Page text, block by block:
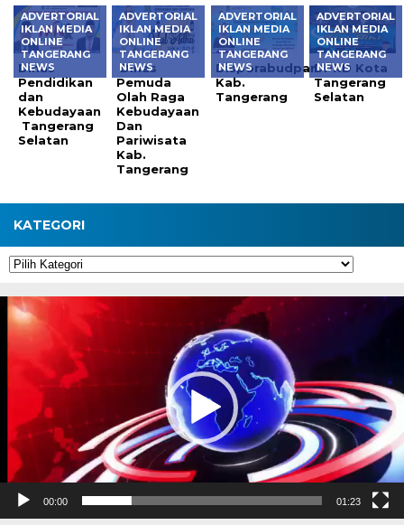
ADVERTORIAL
IKLAN MEDIA
ONLINE
TANGERANG
NEWS
Dinas
Pendidikan
dan
Kebudayaan
Tangerang
Selatan
ADVERTORIAL
IKLAN MEDIA
ONLINE
TANGERANG
NEWS
Dinas
Pemuda
Olah Raga
Kebudayaan
Dan
Pariwisata
Kab.
Tangerang
ADVERTORIAL
IKLAN MEDIA
ONLINE
TANGERANG
NEWS
Disporabudpar
Kab.
Tangerang
ADVERTORIAL
IKLAN MEDIA
ONLINE
TANGERANG
NEWS
DPRD Kota
Tangerang
Selatan
KATEGORI
Kategori
Pemutar
Video
00:00 01:23